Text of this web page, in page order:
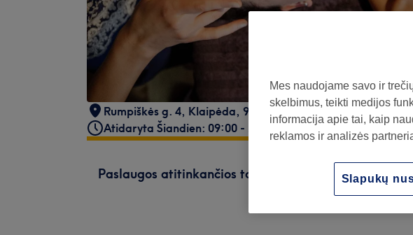
Rumpiškės g. 4, Klaipėda, 91131
Atidaryta Šiandien: 09:00 - 20:00
Paslaugos atitinkančios tavo paiešką
Raindrop
Mes naudojame savo ir
skelbimus, teikti medijos
informacija apie tai, kaip
reklamos ir analizės
Slapukų